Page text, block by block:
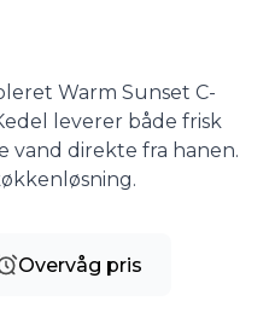
Warm Sunset C-
leverer både frisk
vand direkte fra hanen.
Overvåg pris